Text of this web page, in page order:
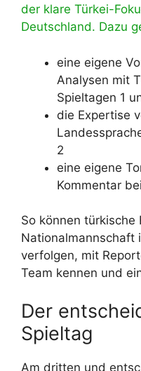
der klare Türkei-
Deutschland. Dazu
eine eigene
Analysen mit
Spieltagen 1
die Expertise
2
eine eigene
Kommentar
So können türkische
Nationalmannschaft
verfolgen, mit
Team kennen und
Der
Spieltag
Am dritten und